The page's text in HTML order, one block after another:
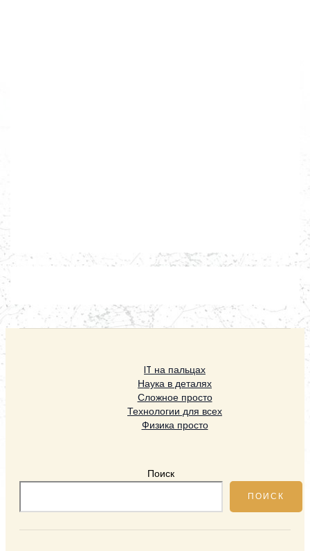
IT на пальцах
Наука в деталях
Сложное просто
Технологии для всех
Физика просто
Поиск
ПОИСК